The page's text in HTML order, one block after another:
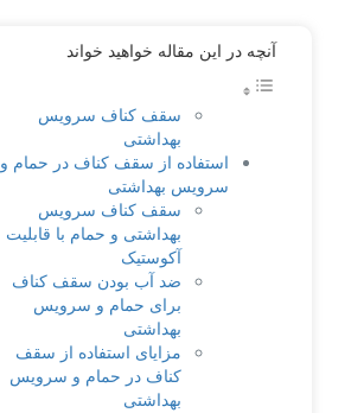
آنچه در این مقاله خواهید خواند
سقف کناف سرویس
بهداشتی
استفاده از سقف کناف در حمام و
سرویس بهداشتی
سقف کناف سرویس
بهداشتی و حمام با قابلیت
آکوستیک
ضد آب بودن سقف کناف
برای حمام و سرویس
بهداشتی
مزایای استفاده از سقف
کناف در حمام و سرویس
بهداشتی